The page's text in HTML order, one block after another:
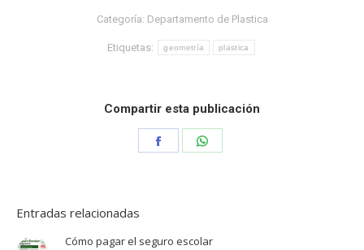
Categoría: Departamento de Plastica
Etiquetas: geometría plastica
Compartir esta publicación
Entradas relacionadas
Cómo pagar el seguro escolar